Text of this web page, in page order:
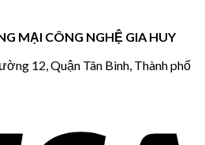
MẠI CÔNG NGHỆ GIA HUY
12, Quận Tân Bình, Thành phố